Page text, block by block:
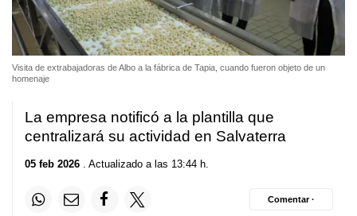
Visita de extrabajadoras de Albo a la fábrica de Tapia, cuando fueron objeto de un
homenaje
La empresa notificó a la plantilla que
centralizará su actividad en Salvaterra
05 feb 2026 . Actualizado a las 13:44 h.
Comentar ·